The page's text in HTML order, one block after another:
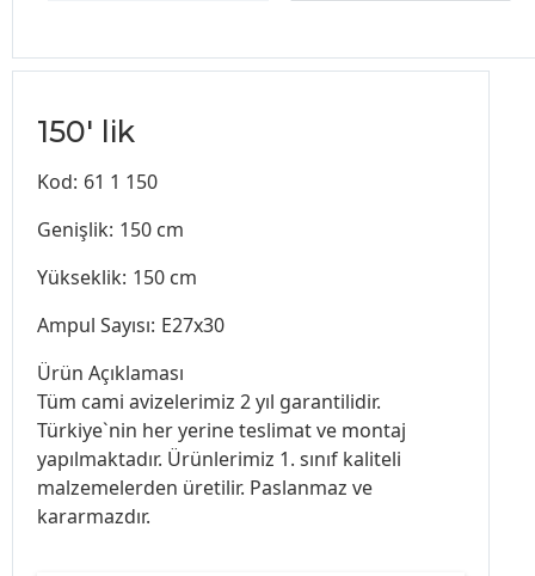
150' lik
Kod: 61 1 150
Genişlik: 150 cm
Yükseklik: 150 cm
Ampul Sayısı: E27x30
Ürün Açıklaması
Tüm cami avizelerimiz 2 yıl garantilidir.
Türkiye`nin her yerine teslimat ve montaj
yapılmaktadır. Ürünlerimiz 1. sınıf kaliteli
malzemelerden üretilir. Paslanmaz ve
kararmazdır.